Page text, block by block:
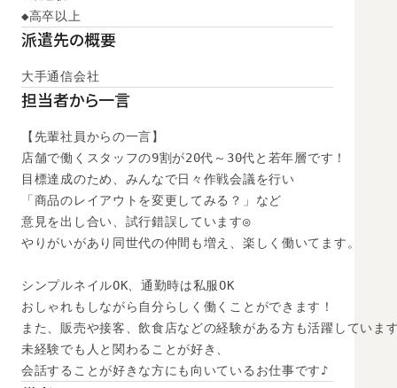
◆高卒以上
派遣先の概要
大手通信会社
担当者から一言
【先輩社員からの一言】
店舗で働くスタッフの9割が20代～30代と若年層です！
目標達成のため、みんなで日々作戦会議を行い
「商品のレイアウトを変更してみる？」など
意見を出し合い、試行錯誤しています◎
やりがいがあり同世代の仲間も増え、楽しく働いてます。
シンプルネイルOK、通勤時は私服OK
おしゃれもしながら自分らしく働くことができます！
また、販売や接客、飲食店などの経験がある方も活躍していま
未経験でも人と関わることが好き、
会話することが好きな方にも向いているお仕事です♪